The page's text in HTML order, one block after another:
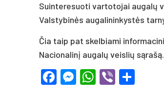
Suinteresuoti vartotojai augalų
Valstybinės augalininkystės
Čia taip pat skelbiami
Nacionalinį augalų veislių sąrašą.
Facebook
Messenger
WhatsApp
Viber